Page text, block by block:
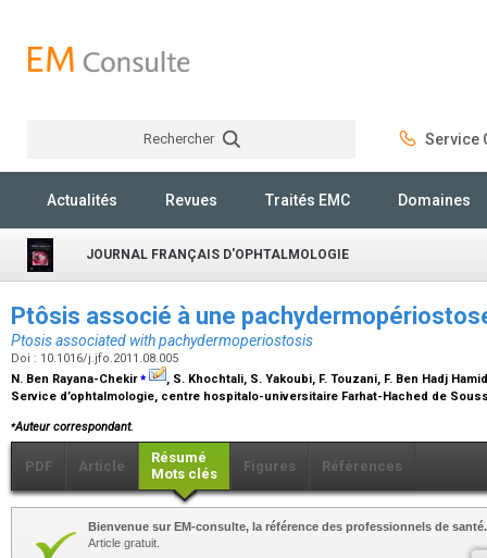
Rechercher Service
Actualités Revues Traités EMC Domaines
JOURNAL FRANÇAIS D'OPHTALMOLOGIE
Ptôsis associé à une
Ptosis associated with pachydermoperiostosis
Doi : 10.1016/j.jfo.2011.08.005
N. Ben Rayana-Chekir⁎
, S. Khochtali, S. Yakoubi, F. Touzani, F. Ben Hadj
Service d’ophtalmologie, centre hospitalo-universitaire Farhat-Hached de
⁎Auteur correspondant.
PDF Article
Résumé
Mots clés
Figures Références
Bienvenue sur EM-consulte, la référence des professionnels de santé.
Article gratuit.